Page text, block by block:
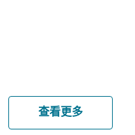
查看更多